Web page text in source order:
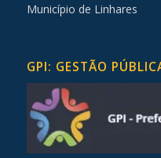
Município de Linhares
GPI: GESTÃO